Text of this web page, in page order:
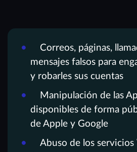
Correos, páginas,
mensajes falsos para
y robarles sus cuentas
Manipulación de las
disponibles de forma
de Apple y Google
Abuso de los servicios